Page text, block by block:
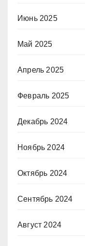
Июнь 2025
Май 2025
Апрель 2025
Февраль 2025
Декабрь 2024
Ноябрь 2024
Октябрь 2024
Сентябрь 2024
Август 2024